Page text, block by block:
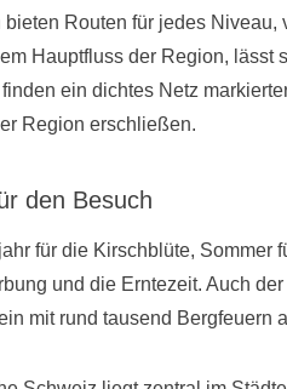
Routen für jedes
Hauptfluss der Region,
ein dichtes Netz
Region erschließen.
den Besuch
für die Kirschblüte, Sommer
und die Erntezeit. Auch
mit rund tausend Bergfeuern